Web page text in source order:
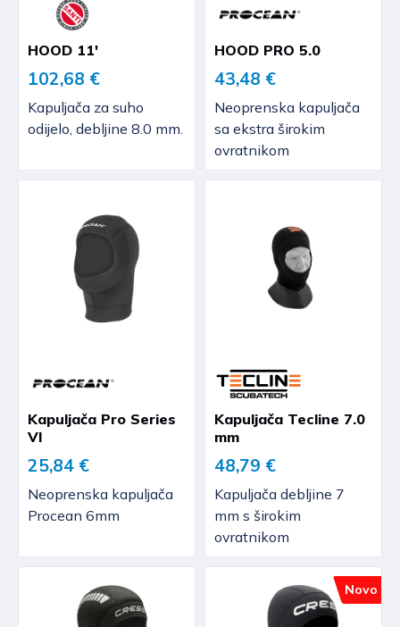
HOOD 11'
102,68 €
Kapuljača za suho
odijelo, debljine 8.0 mm.
HOOD PRO 5.0
43,48 €
Neoprenska kapuljača
sa ekstra širokim
ovratnikom
Kapuljača Pro Series
VI
25,84 €
Neoprenska kapuljača
Procean 6mm
Kapuljača Tecline 7.0
mm
48,79 €
Kapuljača debljine 7
mm s širokim
ovratnikom
Novo